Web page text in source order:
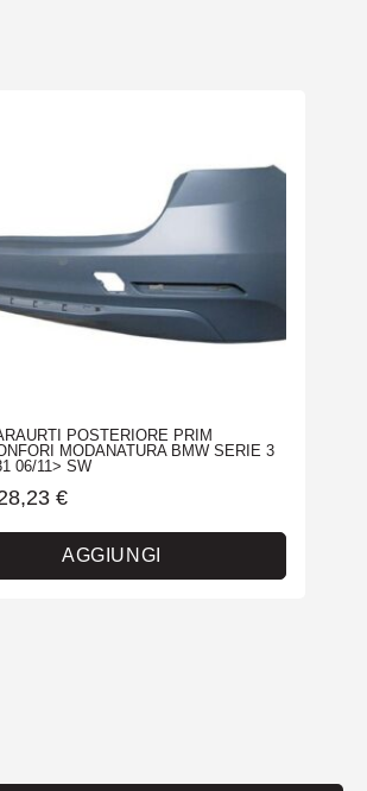
POSTERIORE PRIM
MODANATURA BMW SERIE 3
06/11> SW
€
AGGIUNGI